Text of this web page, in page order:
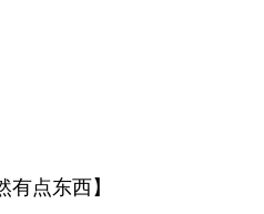
点东西】